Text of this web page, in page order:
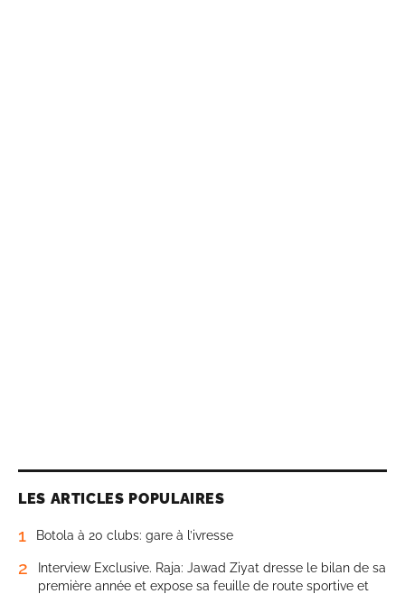
LES ARTICLES POPULAIRES
1 Botola à 20 clubs: gare à l’ivresse
2
Interview Exclusive. Raja: Jawad Ziyat dresse le bilan de sa
première année et expose sa feuille de route sportive et